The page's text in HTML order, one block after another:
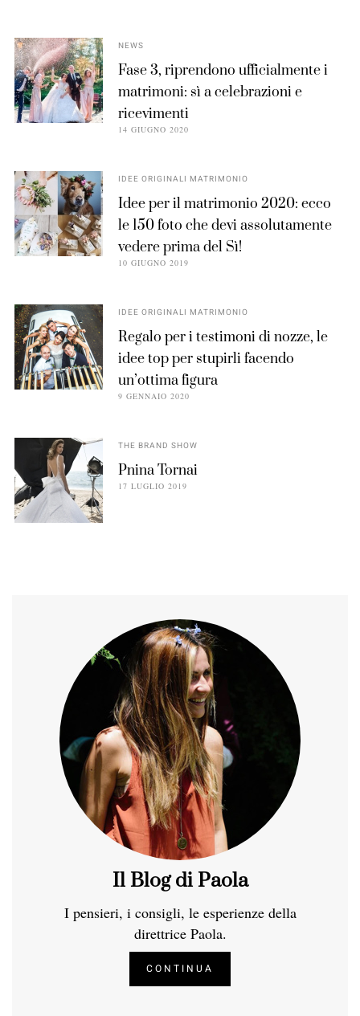
NEWS
Fase 3, riprendono ufficialmente i
matrimoni: sì a celebrazioni e
ricevimenti
14 GIUGNO 2020
IDEE ORIGINALI MATRIMONIO
Idee per il matrimonio 2020: ecco
le 150 foto che devi assolutamente
vedere prima del Sì!
10 GIUGNO 2019
IDEE ORIGINALI MATRIMONIO
Regalo per i testimoni di nozze, le
idee top per stupirli facendo
un’ottima figura
9 GENNAIO 2020
THE BRAND SHOW
Pnina Tornai
17 LUGLIO 2019
Il Blog di Paola
I pensieri, i consigli, le esperienze della
direttrice Paola.
CONTINUA